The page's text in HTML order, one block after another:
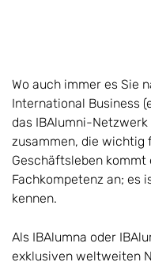
Wo auch immer es Sie
International Business
das IBAlumni-
zusammen, die wichtig
Geschäftsleben kommt
Fachkompetenz an; es
kennen.
Als IBAlumna oder
exklusiven weltweiten